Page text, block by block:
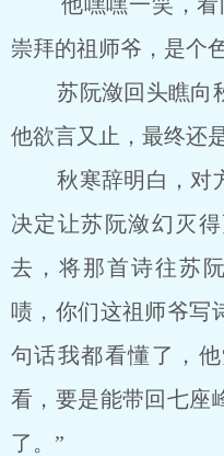
崇拜的祖师爷，是个
苏阮潋回头瞧向秋
他欲言又止，最终还
秋寒辞明白，对方
决定让苏阮潋幻灭
去，将那首诗往苏
啧，你们这祖师爷写
句话我都看懂了，
看，要是能带回七座
了。”